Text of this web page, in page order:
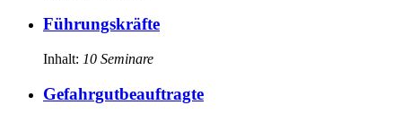
Führungskräfte
Inhalt: 10 Seminare
Gefahrgutbeauftragte